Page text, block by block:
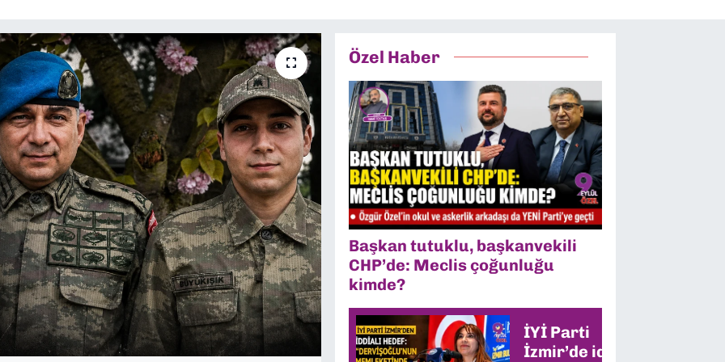
Özel Haber
Başkan tutuklu, başkanvekili
CHP’de: Meclis çoğunluğu
kimde?
İYİ Parti
İzmir’de iddialı